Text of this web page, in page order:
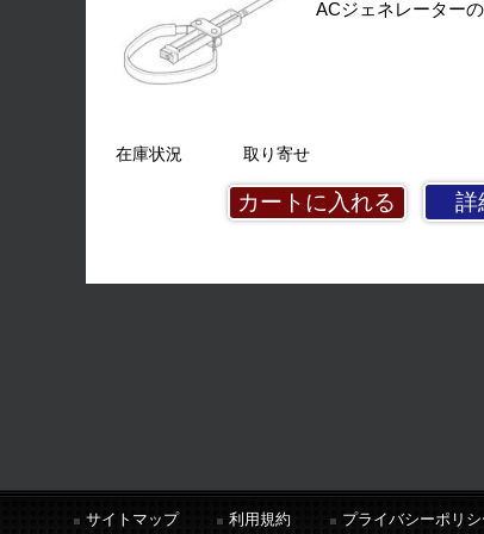
ACジェネレーター
在庫状況 取り寄せ
詳
サイトマップ 利用規約 プライバシーポリシ